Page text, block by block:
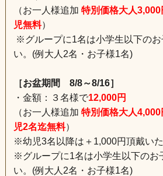
（お一人様追加 特別価格大人
児無料）
※グループに1名は小学生以下のお
い。(例大人2名・お子様1名)
［お盆期間 8/8～8/16］
・金額：３名様で12,000円
（お一人様追加 特別価格大人
児2名迄無料）
※幼児3名以降は＋1,000円頂戴いた
※グループに1名は小学生以下のお
い。(例大人2名・お子様1名)